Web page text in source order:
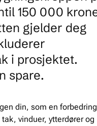
150 000
gjelder deg
i prosjektet.
spare.
din, som en forbedring
vinduer, ytterdører og